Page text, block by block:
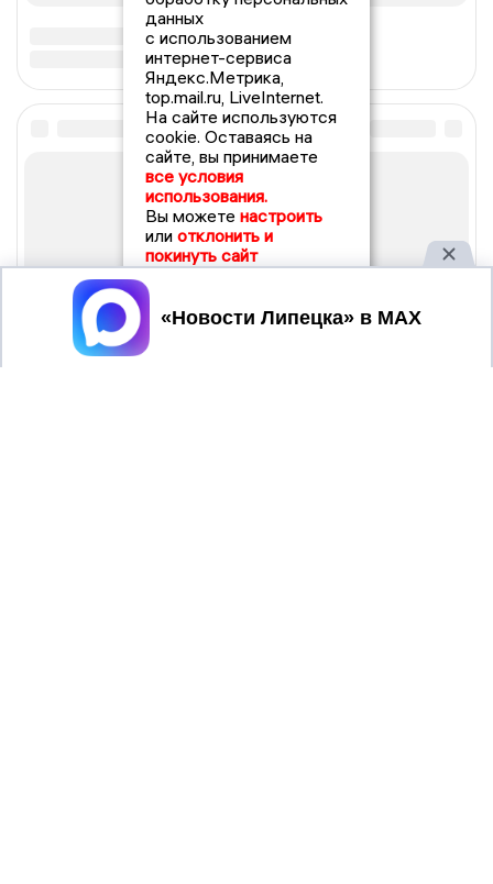
данных
с использованием
интернет-сервиса
Яндекс.Метрика,
top.mail.ru, LiveInternet.
На сайте используются
cookie. Оставаясь на
сайте, вы принимаете
все условия
использования.
Вы можете настроить
или отклонить и
покинуть сайт
Принять